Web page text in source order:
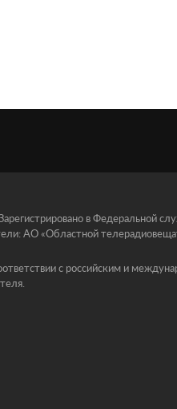
в Федеральной
АО «Областной
с российским и